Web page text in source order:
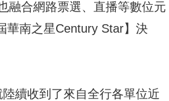
融合網路票選、直播等數位元
華南之星Century Star】決
續收到了來自全行各單位近